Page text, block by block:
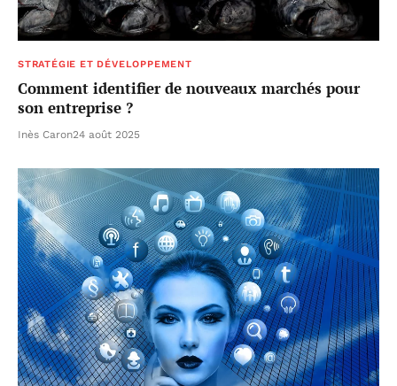
STRATÉGIE ET DÉVELOPPEMENT
Comment identifier de nouveaux marchés pour
son entreprise ?
Inès Caron24 août 2025